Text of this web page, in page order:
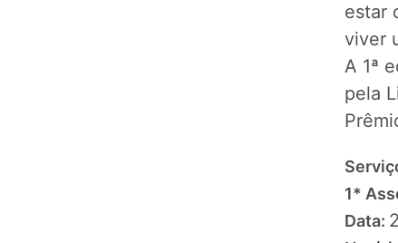
estar
viver
A 1ª
pela
1*
Data: